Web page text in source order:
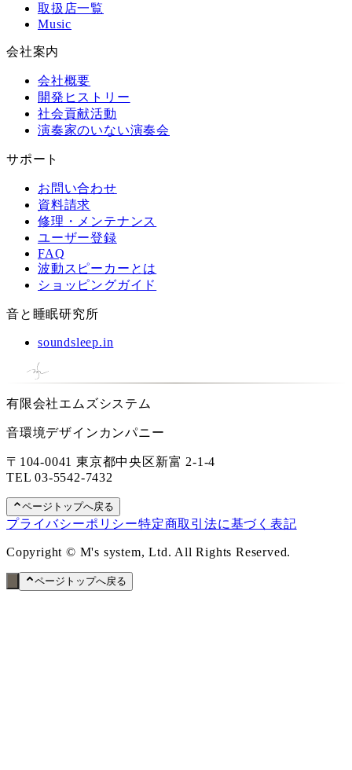
取扱店一覧
Music
会社案内
会社概要
開発ヒストリー
社会貢献活動
演奏家のいない演奏会
サポート
お問い合わせ
資料請求
修理・メンテナンス
ユーザー登録
FAQ
波動スピーカーとは
ショッピングガイド
音と睡眠研究所
soundsleep.in
有限会社エムズシステム
音環境デザインカンパニー
〒104-0041 東京都中央区新富 2-1-4
TEL03-5542-7432
ページトップへ戻る
プライバシーポリシー特定商取引法に基づく表記
Copyright © M's system, Ltd. All Rights Reserved.
ページトップへ戻る